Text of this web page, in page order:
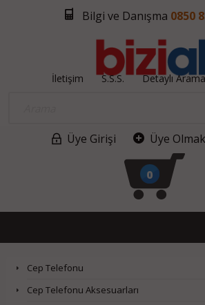
Bilgi ve Danışma 0850
İletişim S.S.S. Detaylı
Üye Girişi Üye
0
Cep Telefonu
Cep Telefonu Aksesuarları